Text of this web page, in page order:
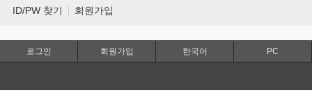
ID/PW 찾기 회원가입
로그인 회원가입 한국어 PC